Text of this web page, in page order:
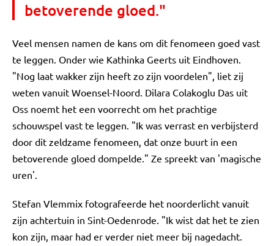
betoverende gloed."
Veel mensen namen de kans om dit fenomeen goed vast
te leggen. Onder wie Kathinka Geerts uit Eindhoven.
"Nog laat wakker zijn heeft zo zijn voordelen", liet zij
weten vanuit Woensel-Noord. Dilara Colakoglu Das uit
Oss noemt het een voorrecht om het prachtige
schouwspel vast te leggen. "Ik was verrast en verbijsterd
door dit zeldzame fenomeen, dat onze buurt in een
betoverende gloed dompelde." Ze spreekt van 'magische
uren'.
Stefan Vlemmix fotografeerde het noorderlicht vanuit
zijn achtertuin in Sint-Oedenrode. "Ik wist dat het te zien
kon zijn, maar had er verder niet meer bij nagedacht.